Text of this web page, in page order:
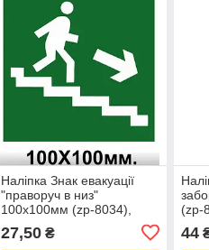
Наліпка Знак евакуації
"праворуч в низ"
100х100мм (zp-8034),
Стенд Дизайн, Арт.42520
27,50₴
(zp-
44